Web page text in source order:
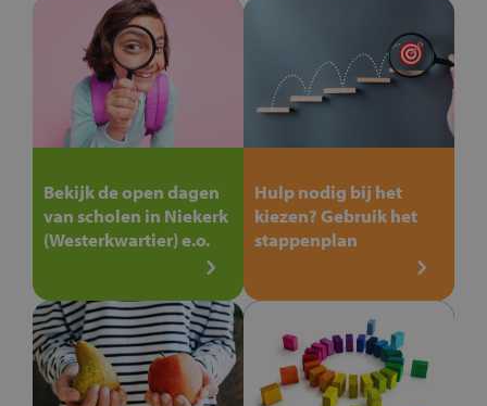
Bekijk de open dagen
van scholen in Niekerk
(Westerkwartier) e.o.
Hulp nodig bij het
kiezen? Gebruik het
stappenplan